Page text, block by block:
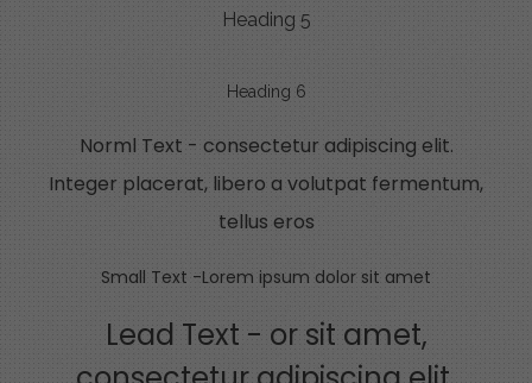
Heading 5
Heading 6
Norml Text - consectetur adipiscing elit.
Integer placerat, libero a volutpat fermentum,
tellus eros
Small Text -Lorem ipsum dolor sit amet
Lead Text - or sit amet,